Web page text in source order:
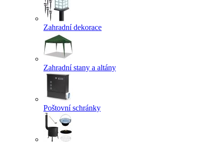
Zahradní dekorace
Zahradní stany a altány
Poštovní schránky